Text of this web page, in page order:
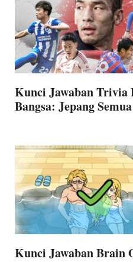
Kunci Jawaban
Bangsa: Jepang
Kunci Jawaban Brain